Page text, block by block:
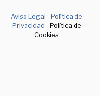
Aviso Legal -Política de
Privacidad - Política de
Cookies